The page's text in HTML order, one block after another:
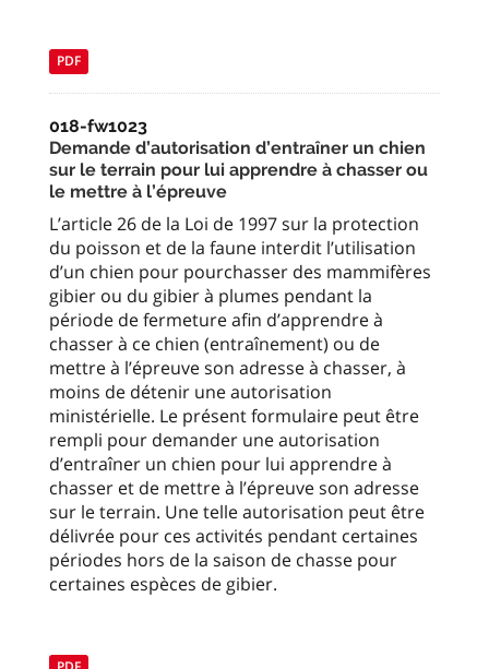
PDF
018-fw1023
Demande d’autorisation d’entraîner un chien
sur le terrain pour lui apprendre à chasser ou
le mettre à l’épreuve
L’article 26 de la Loi de 1997 sur la protection
du poisson et de la faune interdit l’utilisation
d’un chien pour pourchasser des mammifères
gibier ou du gibier à plumes pendant la
période de fermeture afin d’apprendre à
chasser à ce chien (entraînement) ou de
mettre à l’épreuve son adresse à chasser, à
moins de détenir une autorisation
ministérielle. Le présent formulaire peut être
rempli pour demander une autorisation
d’entraîner un chien pour lui apprendre à
chasser et de mettre à l’épreuve son adresse
sur le terrain. Une telle autorisation peut être
délivrée pour ces activités pendant certaines
périodes hors de la saison de chasse pour
certaines espèces de gibier.